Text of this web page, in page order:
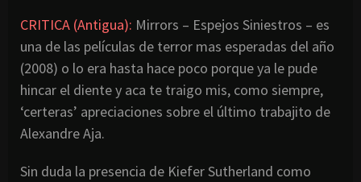
CRITICA (Antigua): Mirrors – Espejos Siniestros – es
una de las películas de terror mas esperadas del año
(2008) o lo era hasta hace poco porque ya le pude
hincar el diente y aca te traigo mis, como siempre,
‘certeras’ apreciaciones sobre el último trabajito de
Alexandre Aja.
Sin duda la presencia de Kiefer Sutherland como